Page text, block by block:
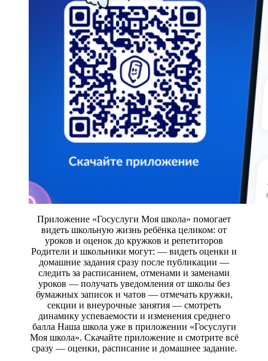
Приложение «Госуслуги Моя школа» помогает
видеть школьную жизнь ребёнка целиком: от
уроков и оценок до кружков и репетиторов
Родители и школьники могут: — видеть оценки и
домашние задания сразу после публикации —
следить за расписанием, отменами и заменами
уроков — получать уведомления от школы без
бумажных записок и чатов — отмечать кружки,
секции и внеурочные занятия — смотреть
динамику успеваемости и изменения среднего
балла Наша школа уже в приложении «Госуслуги
Моя школа». Скачайте приложение и смотрите всё
сразу — оценки, расписание и домашнее задание.